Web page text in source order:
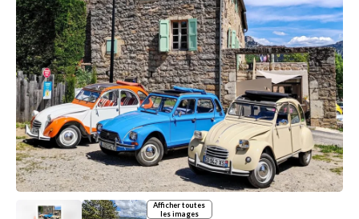
Afficher toutes
les images